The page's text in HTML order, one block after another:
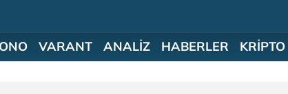
VARANT ANALİZ HABERLER